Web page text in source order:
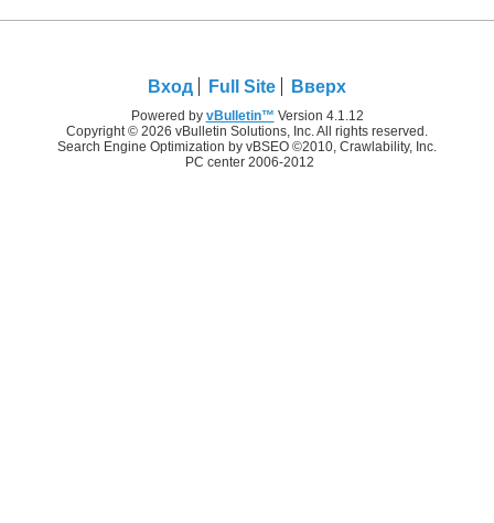
Вход Full Site Вверх
Powered by vBulletin™ Version 4.1.12
Copyright © 2026 vBulletin Solutions, Inc. All rights reserved.
Search Engine Optimization by vBSEO ©2010, Crawlability, Inc.
PC center 2006-2012